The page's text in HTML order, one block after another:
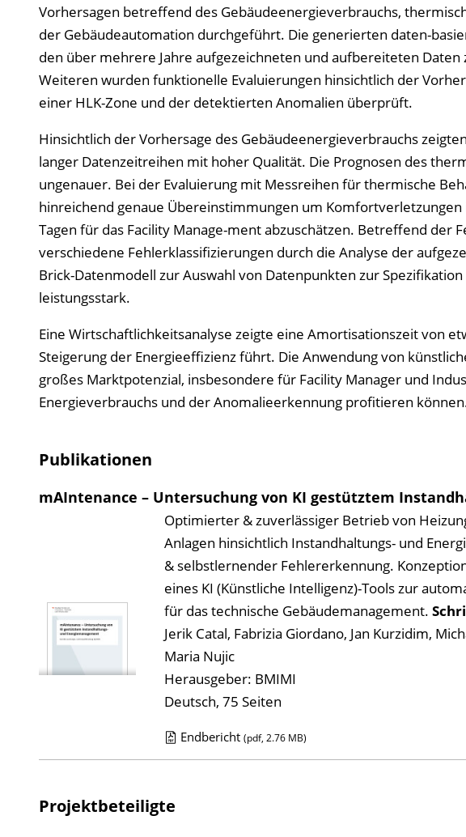
Vorhersagen betreffend des Gebäudeenergieverbrauchs,
der Gebäudeautomation durchgeführt. Die generierten daten-
den über mehrere Jahre aufgezeichneten und aufbereiteten
Weiteren wurden funktionelle Evaluierungen hinsichtlich der
einer HLK-Zone und der detektierten Anomalien überprüft.
Hinsichtlich der Vorhersage des Gebäudeenergieverbrauchs
langer Datenzeitreihen mit hoher Qualität. Die Prognosen des
ungenauer. Bei der Evaluierung mit Messreihen für thermische
hinreichend genaue Übereinstimmungen um
Tagen für das Facility Manage-ment abzuschätzen. Betreffend
verschiedene Fehlerklassifizierungen durch die Analyse der
Brick-Datenmodell zur Auswahl von Datenpunkten zur
leistungsstark.
Eine Wirtschaftlichkeitsanalyse zeigte eine Amortisationszeit von
Steigerung der Energieeffizienz führt. Die Anwendung von
großes Marktpotenzial, insbesondere für Facility Manager und
Energieverbrauchs und der Anomalieerkennung profitieren
Publikationen
mAIntenance – Untersuchung von KI gestütztem
Optimierter & zuverlässiger Betrieb von
Anlagen hinsichtlich Instandhaltungs- und
& selbstlernender Fehlererkennung.
eines KI (Künstliche Intelligenz)-Tools zur
für das technische Gebäudemanagement.
Jerik Catal, Fabrizia Giordano, Jan Kurzidim,
Maria Nujic
Herausgeber: BMIMI
Deutsch, 75 Seiten
D
w
Endbericht (pdf, 2.76 MB)
Projektbeteiligte